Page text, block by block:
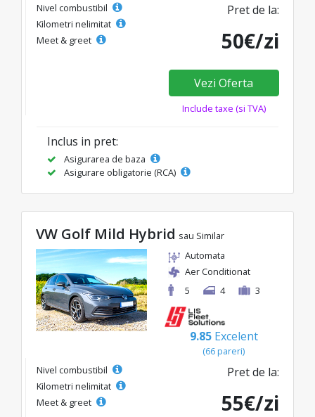
Nivel combustibil
Kilometri nelimitat
Meet & greet
Pret de la:
50€/zi
Vezi Oferta
Include taxe (si TVA)
Inclus in pret:
Asigurarea de baza
Asigurare obligatorie (RCA)
VW Golf Mild Hybrid sau Similar
Automata
Aer Conditionat
5
4 3
9.85 Excelent
(66 pareri)
Nivel combustibil
Kilometri nelimitat
Meet & greet
Pret de la:
55€/zi